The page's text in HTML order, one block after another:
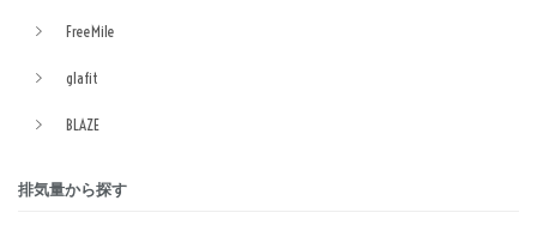
FreeMile
glafit
BLAZE
排気量から探す